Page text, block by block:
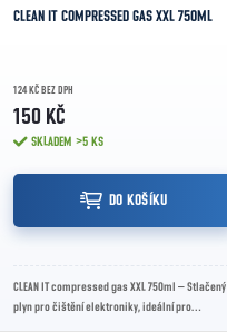
CLEAN IT COMPRESSED GAS XXL 750ML
124 KČ BEZ DPH
150 KČ
SKLADEM >5 KS
DO KOŠÍKU
CLEAN IT compressed gas XXL 750ml – Stlačený
plyn pro čištění elektroniky, ideální pro